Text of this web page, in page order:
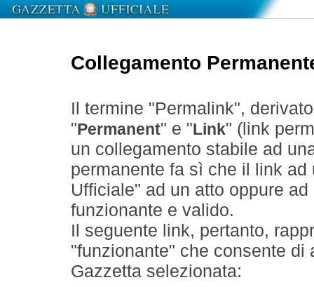
Collegamento
Il termine "Permalink",
" Permanent" e " Link" (link
un collegamento stabile ad
permanente fa sì che il link
Ufficiale" ad un atto oppure
funzionante e valido.
Il seguente link, pertanto,
"funzionante" che consente
Gazzetta selezionata: